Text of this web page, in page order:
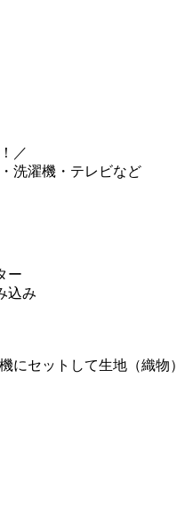
／
洗濯機・テレビなど
ー
込み
にセットして生地（織物